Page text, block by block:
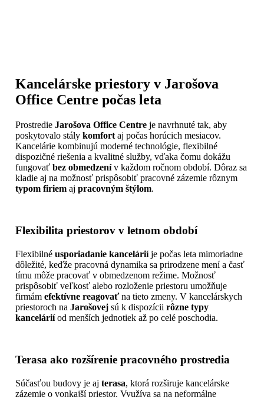
Kancelárske priestory v Jarošova
Office Centre počas leta
Prostredie Jarošova Office Centre je navrhnuté tak, aby
poskytovalo stály komfort aj počas horúcich mesiacov.
Kancelárie kombinujú moderné technológie, flexibilné
dispozičné riešenia a kvalitné služby, vďaka čomu dokážu
fungovať bez obmedzenív každom ročnom období. Dôraz sa
kladie aj na možnosť prispôsobiť pracovné zázemie rôznym
typom firiem aj pracovným štýlom.
Flexibilita priestorov v letnom období
Flexibilné usporiadanie kanceláriíje počas leta mimoriadne
dôležité, keďže pracovná dynamika sa prirodzene mení a časť
tímu môže pracovať v obmedzenom režime. Možnosť
prispôsobiť veľkosť alebo rozloženie priestoru umožňuje
firmám efektívne reagovaťna tieto zmeny. V kancelárskych
priestoroch na Jarošovej sú k dispozícii rôzne typy
kanceláriíod menších jednotiek až po celé poschodia.
Terasa ako rozšírenie pracovného prostredia
Súčasťou budovy je aj terasa, ktorá rozširuje kancelárske
zázemie o vonkajší priestor. Využíva sa na neformálne